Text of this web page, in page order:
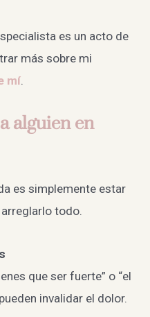
es un acto de
más sobre mi
mí
alguien en
es simplemente estar
todo.
que ser fuerte” o “el
invalidar el dolor.